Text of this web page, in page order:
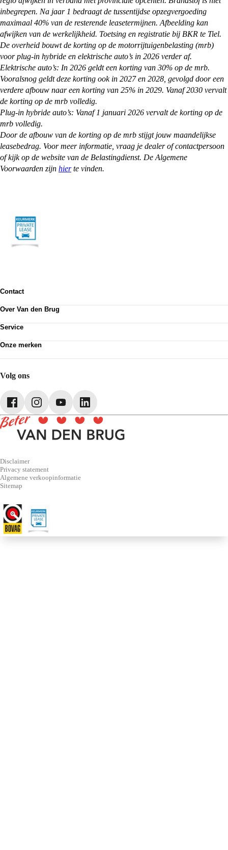
inbegrepen. Na jaar 1 bedraagt de tussentijdse opzegvergoeding
maximaal 40% van de resterende leasetermijnen. Afbeelding kan
afwijken van de werkelijkheid. Toetsing en registratie bij BKR te Tiel.
De overheid bouwt de korting op de motorrijtuigenbelasting (mrb)
voor plug-in hybride en elektrische auto’s in 2026 verder af.
Elektrische auto’s: In 2026 geldt een korting van 30% op de mrb.
Vooralsnog geldt deze korting ook in 2027 en 2028, gevolgd door een
verdere afbouw naar een korting van 25% in 2029. Vanaf 2030 vervalt
de korting op de mrb volledig.
Plug-in hybride auto’s: Vanaf 1 januari 2026 vervalt de korting op de
mrb volledig.
Door de afbouw van de korting op de mrb stijgt jouw maandelijkse
leasebedrag. Voor meer informatie, vraag je dealer of contactpersoon
of kijk op de website van de Belastingdienst. De Algemene
Voorwaarden zijn hierte vinden.
Contact
Vestigingen
Van den Brug account
Over Van den Brug
Over Van den Brug
Partnerships
Service
Pechhulp
Onze merken
SEAT
Volkswagen Bedrijfswagens
Volg ons
Disclaimer
Privacy statement
Algemene verkoopinformatie
Sitemap